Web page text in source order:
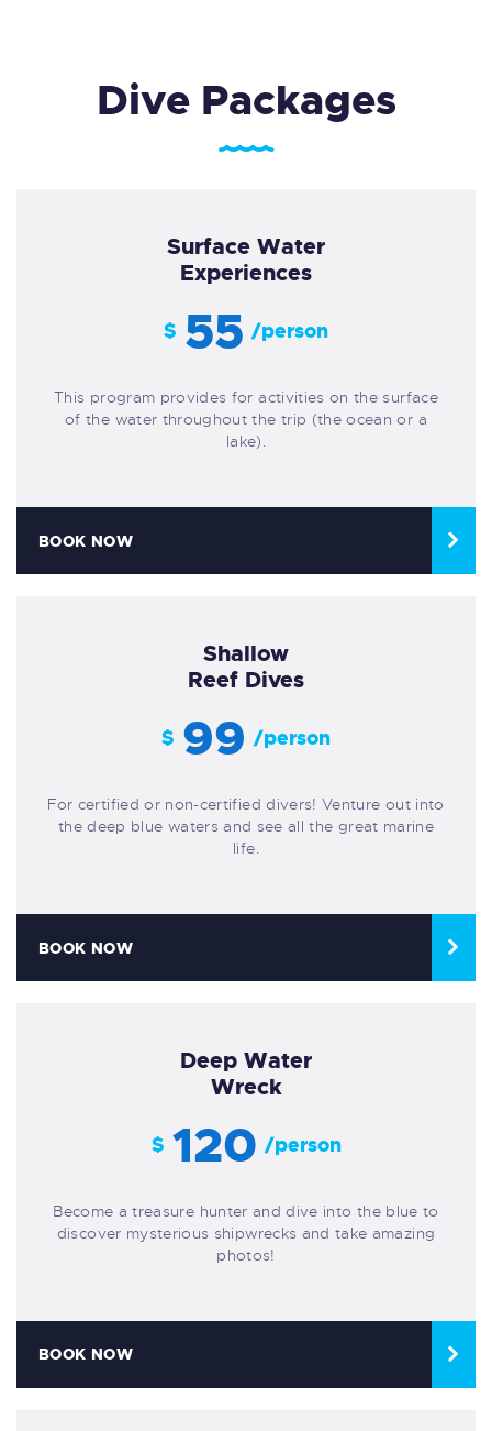
Dive Packages
Surface Water
Experiences
$ 55 /person
This program provides for activities on the surface
of the water throughout the trip (the ocean or a
lake).
BOOK NOW
Shallow
Reef Dives
$ 99 /person
For certified or non-certified divers! Venture out into
the deep blue waters and see all the great marine
life.
BOOK NOW
Deep Water
Wreck
$ 120 /person
Become a treasure hunter and dive into the blue to
discover mysterious shipwrecks and take amazing
photos!
BOOK NOW